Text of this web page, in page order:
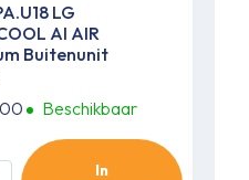
LG
AI AIR
Buitenunit
Beschikbaar
In